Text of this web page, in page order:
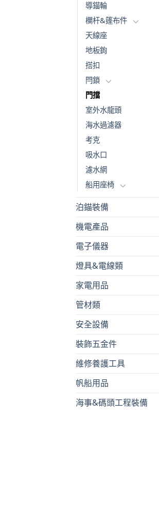
導錨輪
欄杆&篷布件
天線座
地板鉤
搭扣
閂鎖
門擋
室外水龍頭
海水過濾器
考克
吸水口
濾水網
船用座椅
泊錨裝備
機電產品
電子儀器
燈具&電線類
家電用品
管材類
安全設備
裝飾五金件
維修養護工具
帆船用品
海事&碼頭工程裝備